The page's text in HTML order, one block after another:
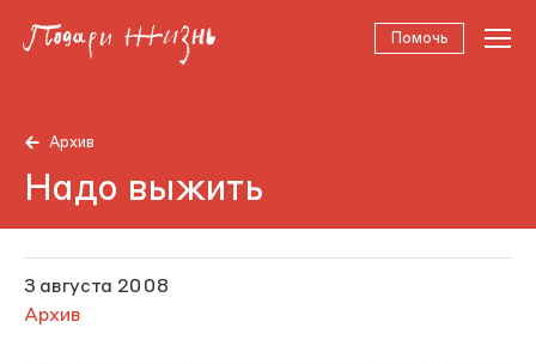
Помочь
Архив
Надо выжить
3 августа 2008
Архив